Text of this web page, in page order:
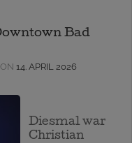
Bad
14. APRIL 2026
Diesmal war
Christian